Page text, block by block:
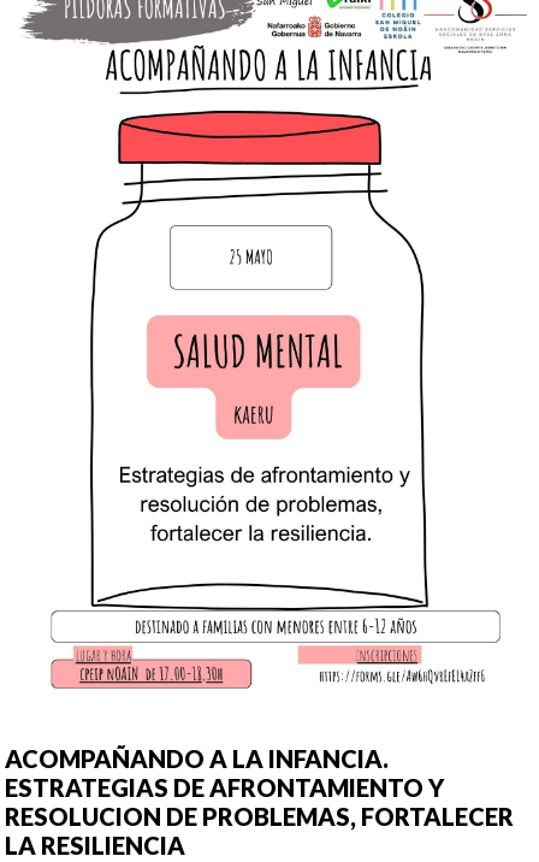
ACOMPAÑANDO A LA INFANCIA.
ESTRATEGIAS DE AFRONTAMIENTO Y
RESOLUCION DE PROBLEMAS, FORTALECER
LA RESILIENCIA